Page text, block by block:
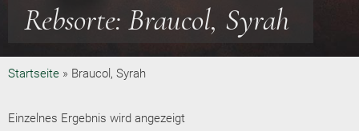
Rebsorte: Braucol, Syrah
Startseite » Braucol, Syrah
Einzelnes Ergebnis wird angezeigt